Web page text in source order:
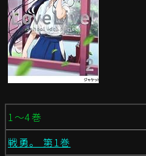
1〜4巻
戦勇。 第1巻